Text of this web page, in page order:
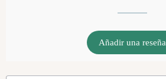
Añadir una reseña